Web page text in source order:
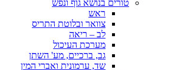
טורים בנושא גוף ונפש
ראש
צוואר ובלוטת התריס
לב – ריאה
מערכת העיכול
גב, ברכיים, מע' השתן
שד, ערמונית ואברי המין